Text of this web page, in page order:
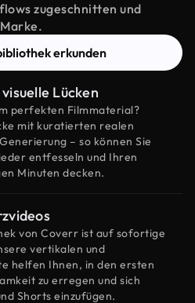
zugeschnitten und
erkunden
Lücken
perfekten Filmmaterial?
mit kuratierten realen
– so können Sie
entfesseln und Ihren
Minuten decken.
von Coverr ist auf sofortige
vertikalen und
helfen Ihnen, in den ersten
zu erregen und sich
Shorts einzufügen.